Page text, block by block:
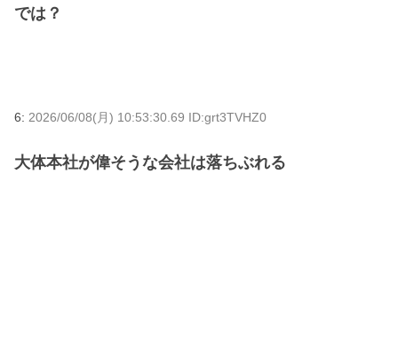
では？
6: 2026/06/08(月) 10:53:30.69 ID:grt3TVHZ0
大体本社が偉そうな会社は落ちぶれる